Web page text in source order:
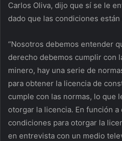
Carlos Oliva, dijo que sí se le
dado que las condiciones están
“Nosotros debemos entender
derecho debemos cumplir con
minero, hay una serie de
para obtener la licencia de
cumple con las normas, lo que
otorgar la licencia. En función a
condiciones para otorgar la
en entrevista con un medio